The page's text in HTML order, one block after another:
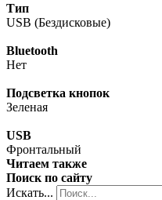
Тип
USB (Бездисковые)
Bluetooth
Нет
Подсветка кнопок
Зеленая
USB
Фронтальный
Читаем также
Поиск по сайту
Искать...